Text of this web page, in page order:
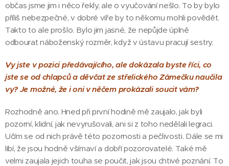
občas jsme jim i něco řekly, ale o vyučování nešlo. To by bylo
příliš nebezpečné, v dobré víře by to někomu mohli povědět.
Takto to ale prošlo. Bylo jim jasné, že nepůjde úplně
odbourat náboženský rozměr, když v ústavu pracují sestry.
Vy jste v pozici předávajícího, ale dokázala byste říci, co
jste se od chlapců a děvčat ze střelického Zámečku naučila
vy? Je možné, že i oni v něčem prokázali soucit vám?
Rozhodně ano. Hned při první hodině mě zaujalo, jak byli
pozorní, klidní, jak nevyrušovali, ani si z toho nedělali legraci.
Učím se od nich právě této pozornosti a pečlivosti. Dále se mi
líbí, že jsou hodně všímaví a dobří pozorovatelé. Také mě
velmi zaujala jejich touha se poučit, jak jsou chtivé poznání. To